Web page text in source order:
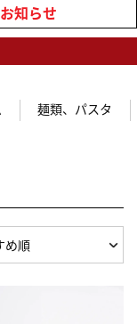
知らせ
麺類、パスタ